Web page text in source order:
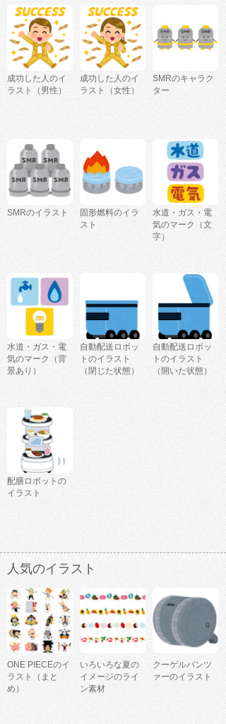
成功した人のイ
ラスト（男性）
成功した人のイ
ラスト（女性）
SMRのキャラク
ター
SMRのイラスト
固形燃料のイラ
スト
水道・ガス・電
気のマーク（文
字）
水道・ガス・電
気のマーク（背
景あり）
自動配送ロボッ
トのイラスト
（閉じた状態）
自動配送ロボッ
トのイラスト
（開いた状態）
配膳ロボットの
イラスト
人気のイラスト
ONE PIECEのイ
ラスト（まと
め）
いろいろな夏の
イメージのライ
ン素材
クーゲルパンツ
ァーのイラスト